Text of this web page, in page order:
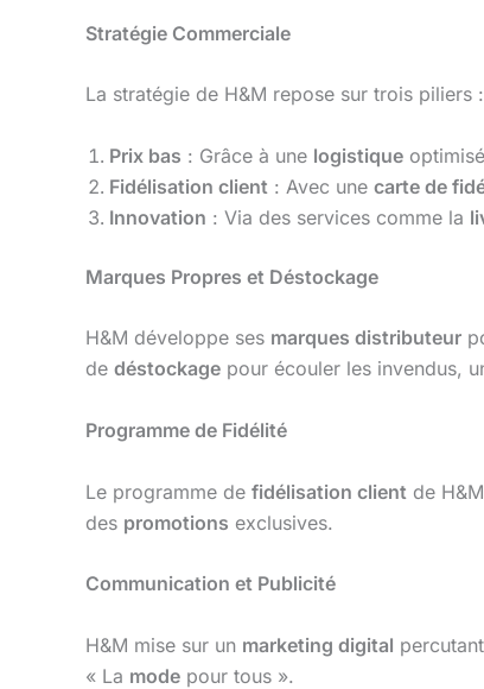
Stratégie Commerciale
La stratégie de H&M repose sur trois piliers :
Prix bas : Grâce à une logistique
Fidélisation client : Avec une carte de
Innovation : Via des services comme la
Marques Propres et Déstockage
H&M développe ses marques distributeur
de déstockage pour écouler les invendus,
Programme de Fidélité
Le programme de fidélisation client de
des promotions exclusives.
Communication et Publicité
H&M mise sur un marketing digital
« La mode pour tous ».